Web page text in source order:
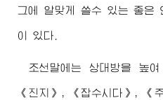
그에 알맞게 쓸수 있는 좋은
이 있다.
조선말에는 상대방을 높
《진지》, 《잡수시다》, 《